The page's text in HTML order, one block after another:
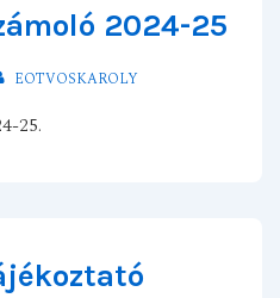
2024-25
EOTVOSKAROLY
25.